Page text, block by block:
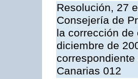
Resolución, 27
Consejería de
la corrección
diciembre de
Canarias 012